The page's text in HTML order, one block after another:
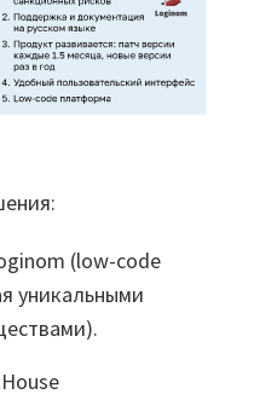
(low-code
уникальными